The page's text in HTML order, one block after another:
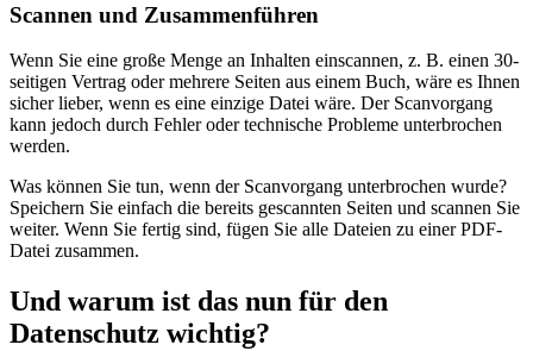
Scannen und Zusammenführen
Wenn Sie eine große Menge an Inhalten einscannen, z. B. einen 30-
seitigen Vertrag oder mehrere Seiten aus einem Buch, wäre es Ihnen
sicher lieber, wenn es eine einzige Datei wäre. Der Scanvorgang
kann jedoch durch Fehler oder technische Probleme unterbrochen
werden.
Was können Sie tun, wenn der Scanvorgang unterbrochen wurde?
Speichern Sie einfach die bereits gescannten Seiten und scannen Sie
weiter. Wenn Sie fertig sind, fügen Sie alle Dateien zu einer PDF-
Datei zusammen.
Und warum ist das nun für den
Datenschutz wichtig?